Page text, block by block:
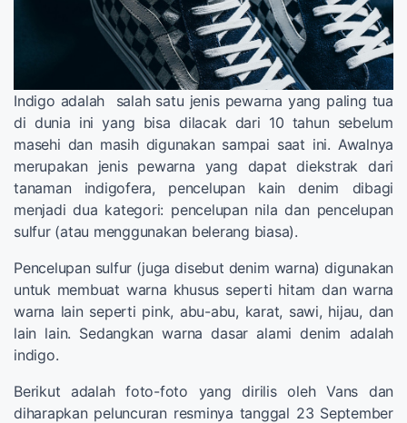
Indigo adalah salah satu jenis pewarna yang paling tua
di dunia ini yang bisa dilacak dari 10 tahun sebelum
masehi dan masih digunakan sampai saat ini. Awalnya
merupakan jenis pewarna yang dapat diekstrak dari
tanaman indigofera, pencelupan kain denim
dibagi
menjadi dua kategori: pencelupan niladan pencelupan
sulfur(atau menggunakan belerang biasa).
Pencelupan sulfur (juga disebut denim warna)digunakan
untuk membuat warna khusus seperti hitam dan warna
warna lainseperti pink, abu-abu, karat, sawi, hijau, dan
lain lain. Sedangkan warna dasar alami denim adalah
indigo.
Berikut adalah foto-foto yang dirilis oleh Vans dan
diharapkan peluncuran resminya tanggal 23 September